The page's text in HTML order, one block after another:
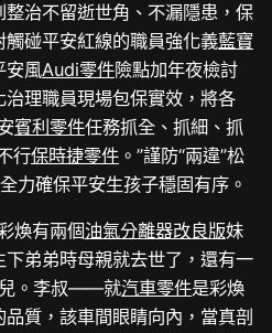
整治不留逝世角、不漏隱患，保
碰平安紅線的職員強化義藍寶
安風Audi零件險點加年夜檢討
治理職員現場包保實效，將各
賓利零件任務抓全、抓細、抓
行保時捷零件 。”謹防“兩違”松
力確保平安生孩子穩固有序。
煥有兩個油氣分離器改良版妹
下弟弟時母親就去世了，還有一
兒。李叔——就汽車零件是彩煥
質，該車間眼睛向內，當真剖